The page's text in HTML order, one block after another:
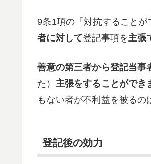
9条1項の「対抗することが
者に対して登記事項を主張
善意の第三者から登記当事
た） 主張をすることができ
もない者が不利益を被るの
登記後の効力